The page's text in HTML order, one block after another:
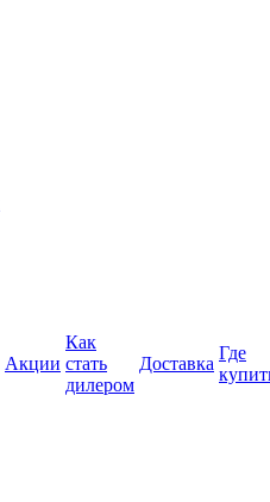
Акции
Как
стать
дилером
Доставка
Где